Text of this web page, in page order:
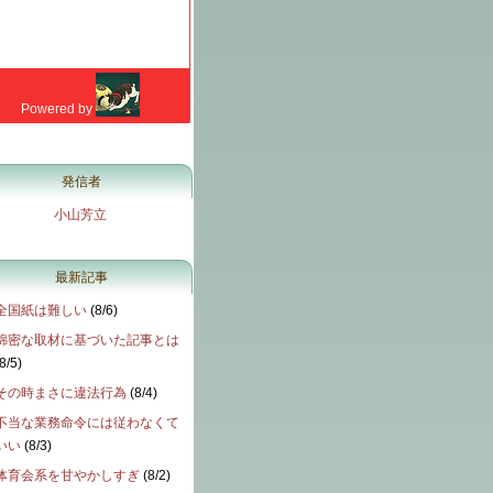
発信者
小山芳立
最新記事
国紙は難しい (8/6)
密な取材に基づいた記事とは
8/5)
の時まさに違法行為 (8/4)
当な業務命令には従わなくて
い (8/3)
育会系を甘やかしすぎ (8/2)